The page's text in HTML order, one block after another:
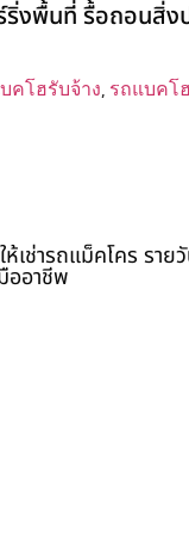
งพื้นที่ รื้อถอนสิ่
คโฮรับจ้าง, รถแบคโ
ช่ารถแม็คโคร รา
ออาชีพ